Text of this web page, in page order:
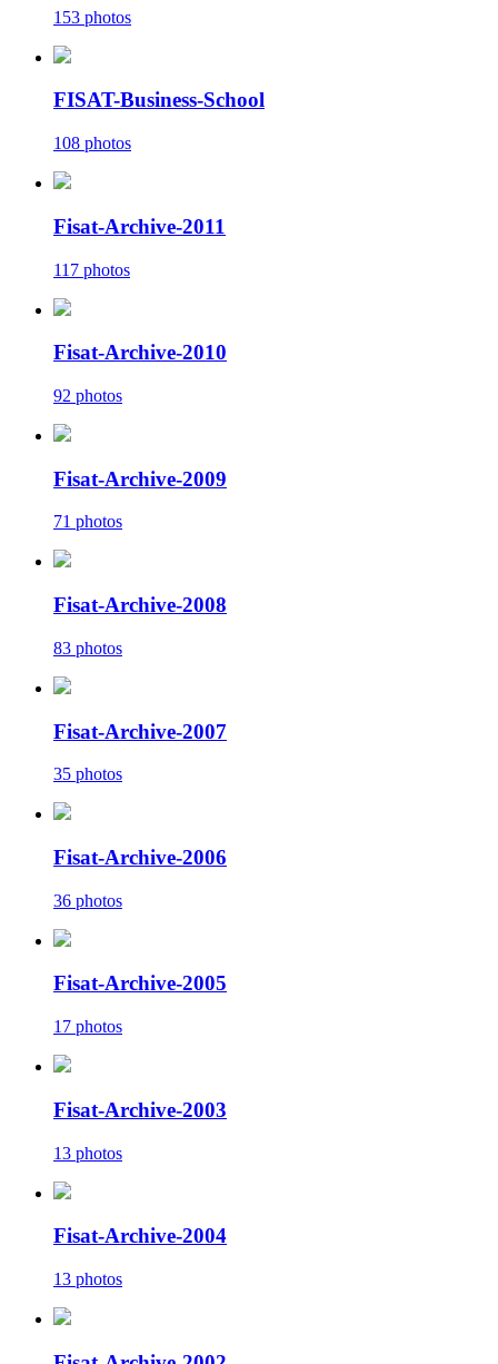
153 photos
FISAT-Business-School
108 photos
Fisat-Archive-2011
117 photos
Fisat-Archive-2010
92 photos
Fisat-Archive-2009
71 photos
Fisat-Archive-2008
83 photos
Fisat-Archive-2007
35 photos
Fisat-Archive-2006
36 photos
Fisat-Archive-2005
17 photos
Fisat-Archive-2003
13 photos
Fisat-Archive-2004
13 photos